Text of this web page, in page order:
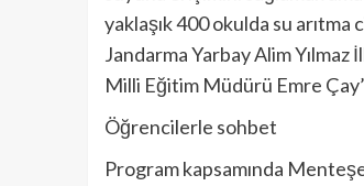
yaklaşık 400 okulda su arıtma
Jandarma Yarbay Alim
Milli Eğitim Müdürü Emre
Öğrencilerle sohbet
Program kapsamında